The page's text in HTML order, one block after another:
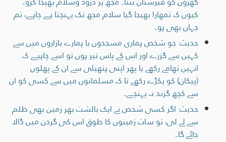
کیوں کہ تمھارا بھیجا گیا سلام مجھ تک پہنچتا ہے چاہے، تم
جہاں بھی ہو۔
حدیث: جو شخص ہماری مسجدوں یا ہمارے بازاروں میں سے
کہیں سے گزرے اور اس کے پاس تیر ہوں تو اسے چاہیے کہ
انہیں تھامے رکھے یا پھر اپنی ہتھیلی سے ان کے پھلوں
(پیکان) کو پکڑے رکھے تا کہ مسلمانوں میں سے کسی کو ان
سے کچھ گزند نہ پہنچے۔
حدیث: اگر کسی شخص نے ایک بالشت بھر زمین بھی ظلم
سے لے لی، تو سات زمینوں کا طوق اس کی گردن میں ڈالا
جائے گا۔